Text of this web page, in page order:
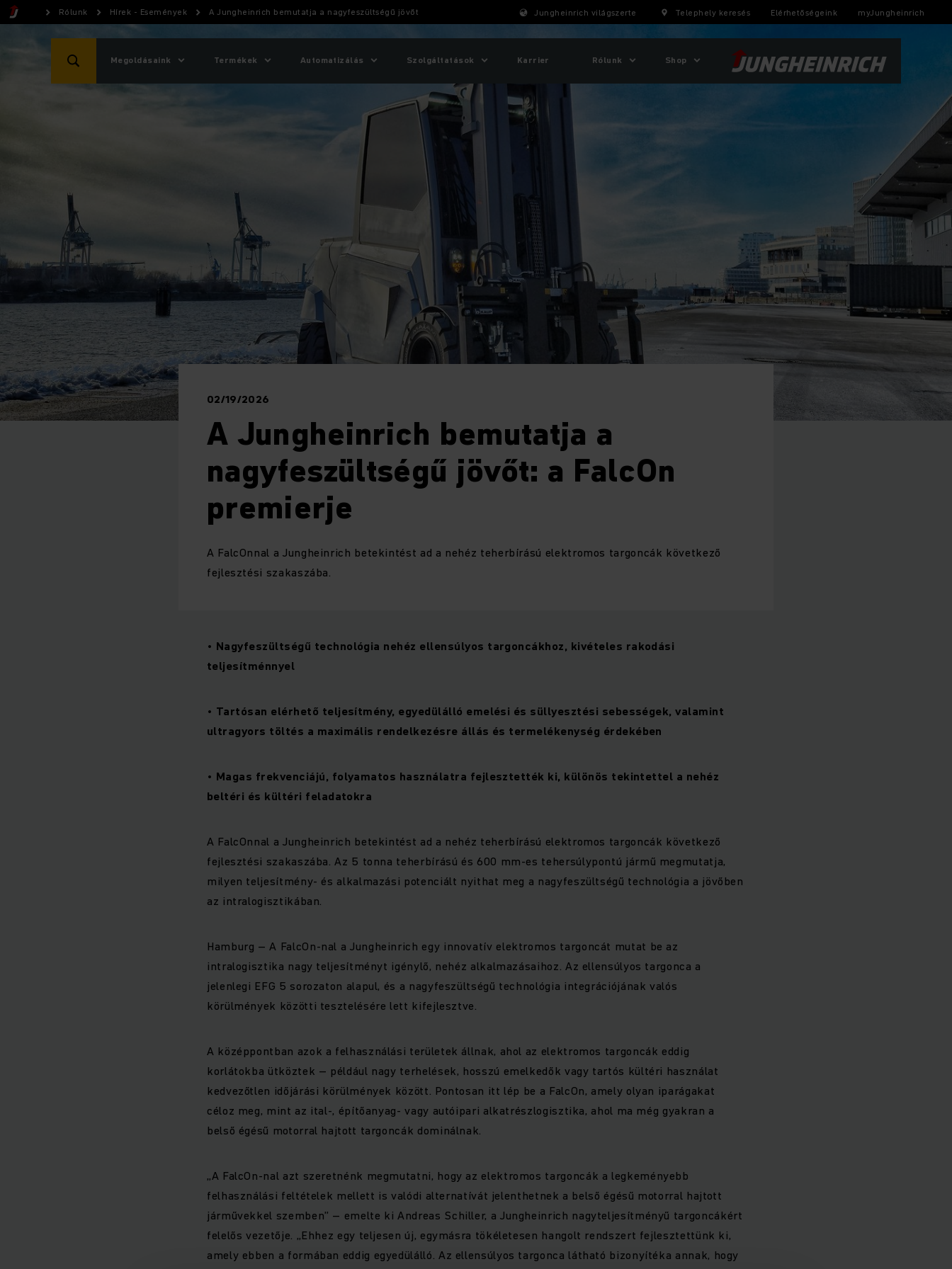
Rólunk Hírek - Események A Jungheinrich bemutatja a nagyfeszültségű jövőt Jungheinrich világszerte Telephely keresés Elérhetőségeink myJungheinrich
Megoldásaink Termékek Automatizálás Szolgáltatások Karrier Rólunk Shop
02/19/2026
A Jungheinrich bemutatja a
nagyfeszültségű jövőt: a FalcOn
premierje
A FalcOnnal a Jungheinrich betekintést ad a nehéz teherbírású elektromos targoncák következő
fejlesztési szakaszába.
• Nagyfeszültségű technológia nehéz ellensúlyos targoncákhoz, kivételes rakodási
teljesítménnyel
• Tartósan elérhető teljesítmény, egyedülálló emelési és süllyesztési sebességek, valamint
ultragyors töltés a maximális rendelkezésre állás és termelékenység érdekében
• Magas frekvenciájú, folyamatos használatra fejlesztették ki, különös tekintettel a nehéz
beltéri és kültéri feladatokra
A FalcOnnal a Jungheinrich betekintést ad a nehéz teherbírású elektromos targoncák következő
fejlesztési szakaszába. Az 5 tonna teherbírású és 600 mm-es tehersúlypontú jármű megmutatja,
milyen teljesítmény- és alkalmazási potenciált nyithat meg a nagyfeszültségű technológia a jövőben
az intralogisztikában.
Hamburg – A FalcOn-nal a Jungheinrich egy innovatív elektromos targoncát mutat be az
intralogisztika nagy teljesítményt igénylő, nehéz alkalmazásaihoz. Az ellensúlyos targonca a
jelenlegi EFG 5 sorozaton alapul, és a nagyfeszültségű technológia integrációjának valós
körülmények közötti tesztelésére lett kifejlesztve.
A középpontban azok a felhasználási területek állnak, ahol az elektromos targoncák eddig
korlátokba ütköztek – például nagy terhelések, hosszú emelkedők vagy tartós kültéri használat
kedvezőtlen időjárási körülmények között. Pontosan itt lép be a FalcOn, amely olyan iparágakat
céloz meg, mint az ital-, építőanyag- vagy autóipari alkatrészlogisztika, ahol ma még gyakran a
belső égésű motorral hajtott targoncák dominálnak.
„A FalcOn-nal azt szeretnénk megmutatni, hogy az elektromos targoncák a legkeményebb
felhasználási feltételek mellett is valódi alternatívát jelenthetnek a belső égésű motorral hajtott
járművekkel szemben” – emelte ki Andreas Schiller, a Jungheinrich nagyteljesítményű targoncákért
felelős vezetője. „Ehhez egy teljesen új, egymásra tökéletesen hangolt rendszert fejlesztettünk ki,
amely ebben a formában eddig egyedülálló. Az ellensúlyos targonca látható bizonyítéka annak, hogy